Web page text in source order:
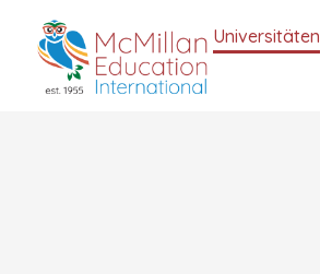
Universitäten